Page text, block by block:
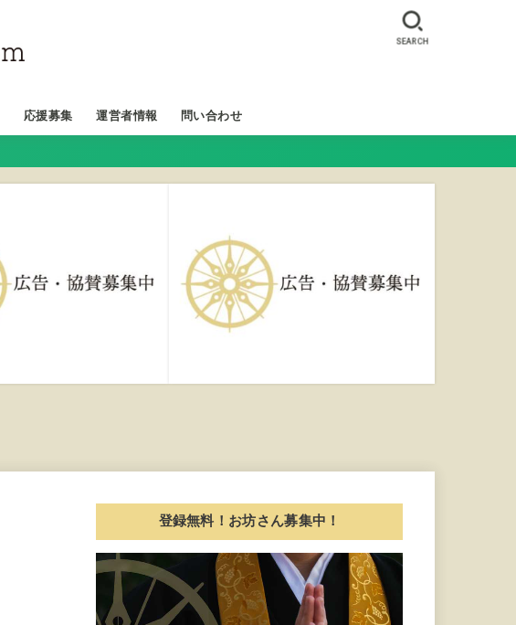
応援募集 運営者情報 問い合わせ
SEARCH
登録無料！お坊さん募集中！